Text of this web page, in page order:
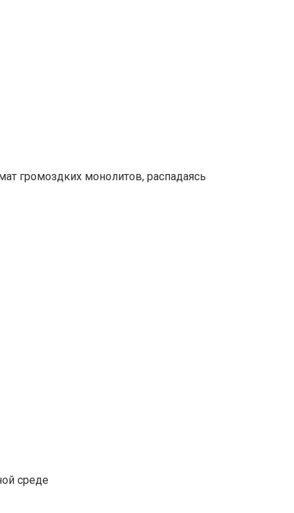
громоздких монолитов, распадаясь
среде